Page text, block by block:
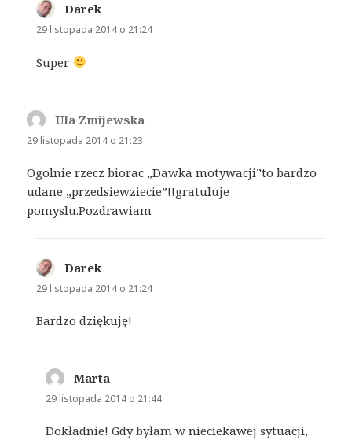
Darekpisze:
29 listopada 2014 o 21:24
Super
Ula Zmijewska
29 listopada 2014 o 21:23
Ogolnie rzecz biorac „Dawka motywacji”to bardzo
udane „przedsiewziecie”!!gratuluje
pomyslu.Pozdrawiam
Darek
29 listopada 2014 o 21:24
Bardzo dziękuję!
Marta
29 listopada 2014 o 21:44
Dokładnie! Gdy byłam w nieciekawej sytuacji,